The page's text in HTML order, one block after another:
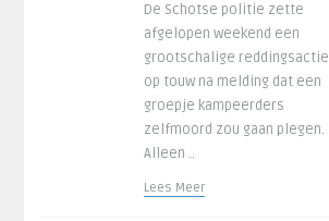
De Schotse politie zette
afgelopen weekend een
grootschalige reddingsactie
op touw na melding dat een
groepje kampeerders
zelfmoord zou gaan plegen.
Alleen ..
Lees Meer